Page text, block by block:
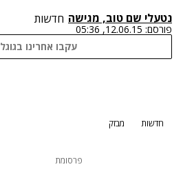
נטעלי שם טוב, מגישה חדשות
פורסם: 12.06.15, 05:36
עקבו אחרינו בגוגל
נתקלנו בבעיה
חדשות מבזק
פרסומת